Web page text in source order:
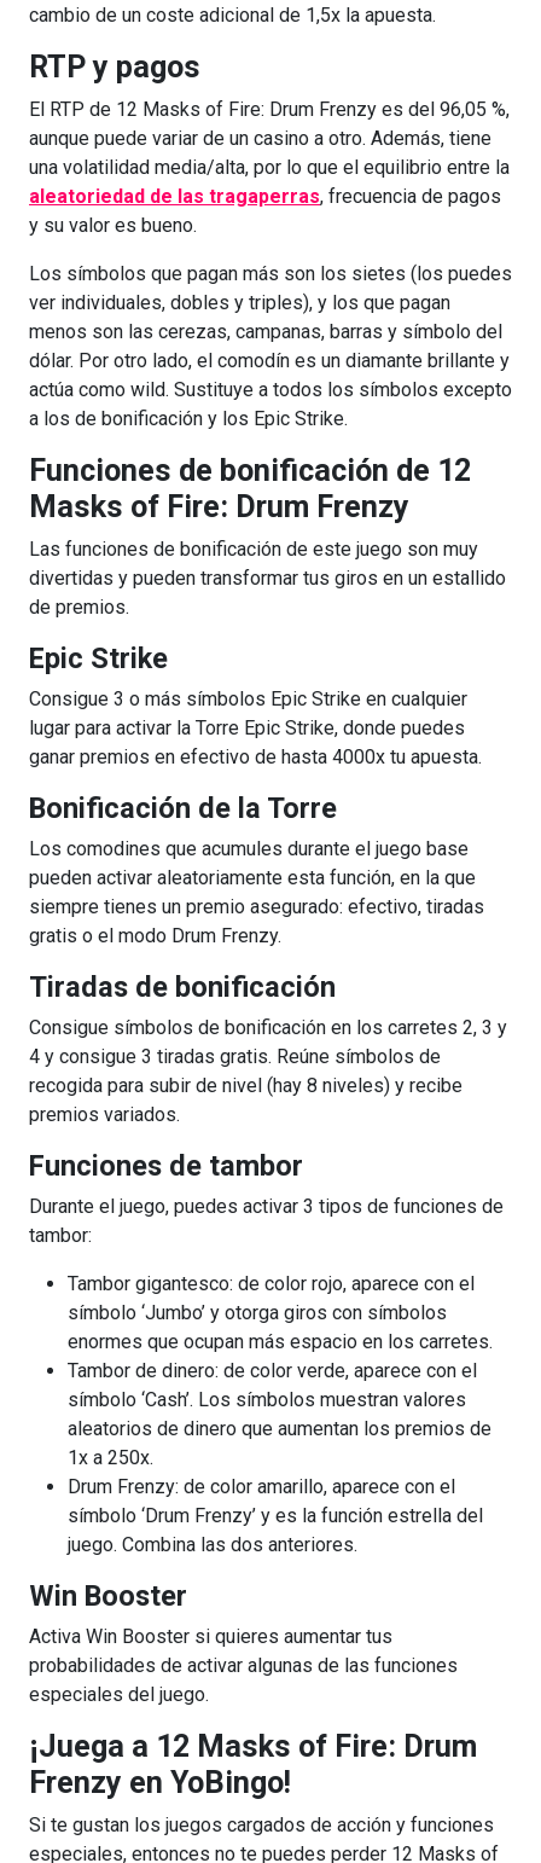
cambio de un coste adicional de 1,5x la apuesta.
RTP y pagos
El RTP de 12 Masks of Fire: Drum Frenzy es del 96,05 %,
aunque puede variar de un casino a otro. Además, tiene
una volatilidad media/alta, por lo que el equilibrio entre la
aleatoriedad de las tragaperras, frecuencia de pagos
y su valor es bueno.
Los símbolos que pagan más son los sietes (los puedes
ver individuales, dobles y triples), y los que pagan
menos son las cerezas, campanas, barras y símbolo del
dólar. Por otro lado, el comodín es un diamante brillante y
actúa como wild. Sustituye a todos los símbolos excepto
a los de bonificación y los Epic Strike.
Funciones de bonificación de 12
Masks of Fire: Drum Frenzy
Las funciones de bonificación de este juego son muy
divertidas y pueden transformar tus giros en un estallido
de premios.
Epic Strike
Consigue 3 o más símbolos Epic Strike en cualquier
lugar para activar la Torre Epic Strike, donde puedes
ganar premios en efectivo de hasta 4000x tu apuesta.
Bonificación de la Torre
Los comodines que acumules durante el juego base
pueden activar aleatoriamente esta función, en la que
siempre tienes un premio asegurado: efectivo, tiradas
gratis o el modo Drum Frenzy.
Tiradas de bonificación
Consigue símbolos de bonificación en los carretes 2, 3 y
4 y consigue 3 tiradas gratis. Reúne símbolos de
recogida para subir de nivel (hay 8 niveles) y recibe
premios variados.
Funciones de tambor
Durante el juego, puedes activar 3 tipos de funciones de
tambor:
Tambor gigantesco: de color rojo, aparece con el
símbolo ‘Jumbo’ y otorga giros con símbolos
enormes que ocupan más espacio en los carretes.
Tambor de dinero: de color verde, aparece con el
símbolo ‘Cash’. Los símbolos muestran valores
aleatorios de dinero que aumentan los premios de
1x a 250x.
Drum Frenzy: de color amarillo, aparece con el
símbolo ‘Drum Frenzy’ y es la función estrella del
juego. Combina las dos anteriores.
Win Booster
Activa Win Booster si quieres aumentar tus
probabilidades de activar algunas de las funciones
especiales del juego.
¡Juega a 12 Masks of Fire: Drum
Frenzy en YoBingo!
Si te gustan los juegos cargados de acción y funciones
especiales, entonces no te puedes perder 12 Masks of